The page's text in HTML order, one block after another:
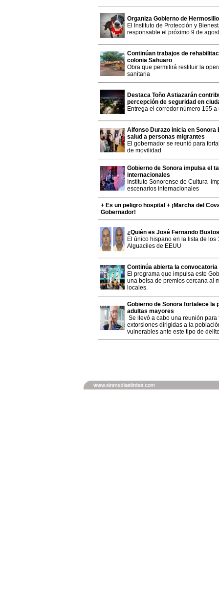
Organiza Gobierno de
El Instituto de Protección y
responsable el próximo 9 de
Continúan trabajos de
colonia Sahuaro
Obra que permitirá restituir la
sanitaria
Destaca Toño Astiazarán
percepción de seguridad en
Entrega el corredor número 155
Alfonso Durazo inicia en
salud a personas migrantes
El gobernador se reunió para
de movilidad
Gobierno de Sonora impulsa el
internacionales
Instituto Sonorense de Cultura
escenarios internacionales
+ Es un peligro hospital + ¡Marcha del
Gobernador!
¿Quién es José Fernando
El único hispano en la lista de
Alguaciles de EEUU
Continúa abierta la
El programa que impulsa este
una bolsa de premios cercana al
locales.
Gobierno de Sonora fortalece
adultas mayores
Se llevó a cabo una reunión
extorsiones dirigidas a la
vulnerables ante este tipo de